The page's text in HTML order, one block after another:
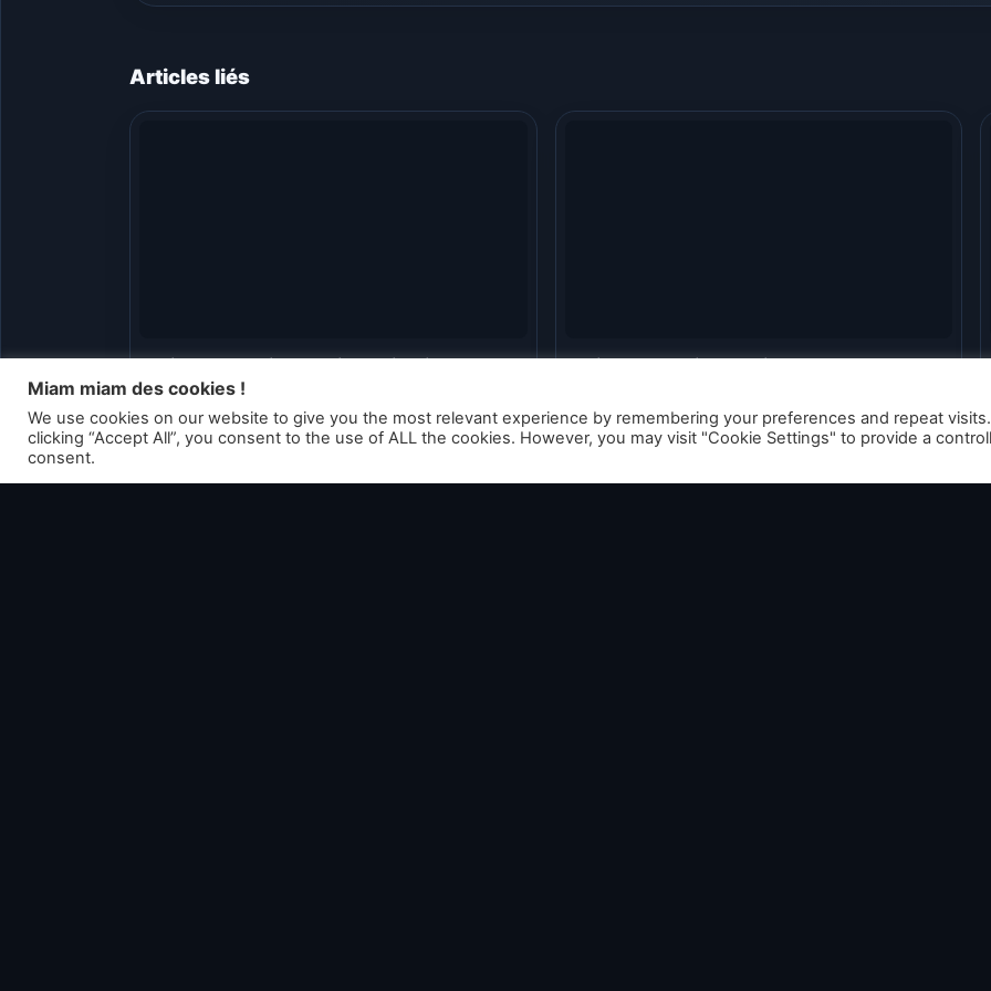
Articles liés
Nintendo Switch Online – Pikmin 2 et
Metroid Prime 2 apparaissent sur une
pub Walmart
Nintendo Switch Online – Le catalogue
matures
Miam miam des cookies !
We use cookies on our website to give you the most relevant experience by remembering your preferences and repeat
clicking “Accept All”, you consent to the use of ALL the cookies. However, you may visit "Cookie Settings" to provide a
consent.